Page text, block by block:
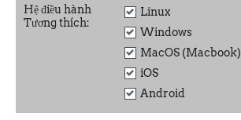
Hệ điều hành
Tương thích:
Linux
Windows
MacOS (Macbook)
iOS
Android